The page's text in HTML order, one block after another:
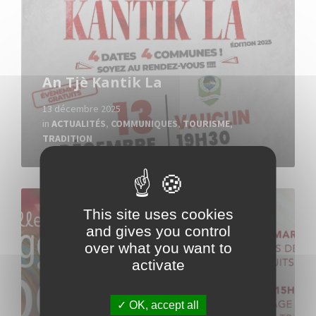
An Tjè Kantik La
13 décembre 2025
in ACTUALITÉS, COMMUNIQUES,TOURISME,
TRADITION
Read
More
This site uses cookies
and gives you control
over what you want to
activate
OK, accept all